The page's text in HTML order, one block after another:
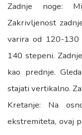
Zadnje noge:
Zakrivljenost
varira od 120-130
140 stepeni.
kao prednje.
stajati vertikalno.
Kretanje: Na
ekstremiteta, ovaj